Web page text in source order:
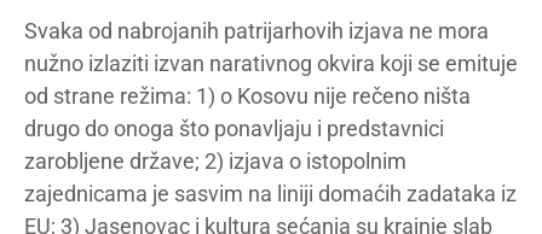
Svaka od nabrojanih patrijarhovih izjava ne mora
nužno izlaziti izvan narativnog okvira koji se emituje
od strane režima: 1) o Kosovu nije rečeno ništa
drugo do onoga što ponavljaju i predstavnici
zarobljene države; 2) izjava o istopolnim
zajednicama je sasvim na liniji domaćih zadataka iz
EU; 3) Jasenovac i kultura sećanja su krajnje slab